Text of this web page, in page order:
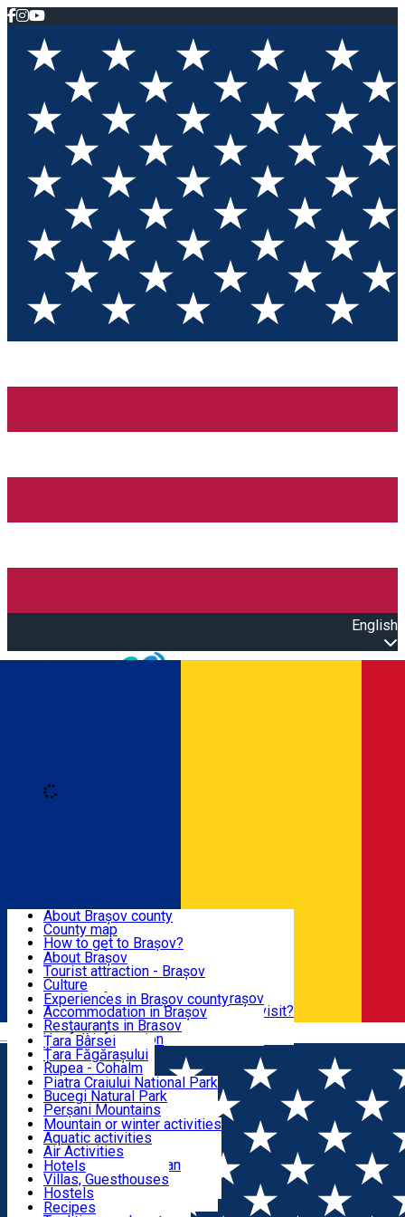
English
Română
BRAȘOV
EXPERIENCES
DESTINATIONS
NATURE
ACTIVE TOURISM
ACCOMMODATION
CULTURAL HERITAGE
About Brașov county
County map
How to get to Brașov?
Tourist Information Centers
Tourist Guides
Brașov Tourism Recommendations
Historical tourist attractions
What would a local recommend to visit?
Tourism news Brașov
Restaurants
About Brașov
Tourist attraction - Brașov
Culture
Tourist Information Center - Brașov
Accommodation in Brașov
Restaurants in Brasov
Usefull information
Experiences in Brașov county
Țara Bârsei
Țara Făgărașului
Rupea - Cohalm
ECO Destinations
Piatra Craiului National Park
Bucegi Natural Park
Perșani Mountains
Făgăraș Mountains
Postăvarul Peak
Măgura Codlei
Ciucaș Mountains
Protected areas
Other natural attractions
Speoturism
Mountain or winter activities
Aquatic activities
Air Activities
Adventure, Equestrian
Cycling, Running
Other activities
Hotels
Villas, Guesthouses
Hostels
Cottages
Recipes